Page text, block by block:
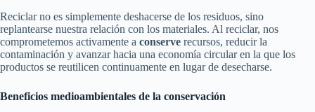
Reciclar no es simplemente deshacerse de los residuos, sino
replantearse nuestra relación con los materiales. Al reciclar, nos
comprometemos activamente a conserve recursos, reducir la
contaminación y avanzar hacia una economía circular en la que los
productos se reutilicen continuamente en lugar de desecharse.
Beneficios medioambientales de la conservación